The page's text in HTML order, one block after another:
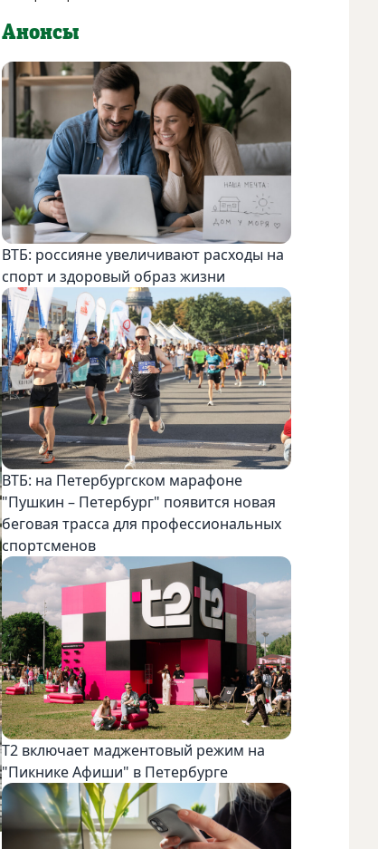
Анонсы
ВТБ: россияне увеличивают расходы на
спорт и здоровый образ жизни
ВТБ: на Петербургском марафоне
"Пушкин – Петербург" появится новая
беговая трасса для профессиональных
спортсменов
Т2 включает маджентовый режим на
"Пикнике Афиши" в Петербурге